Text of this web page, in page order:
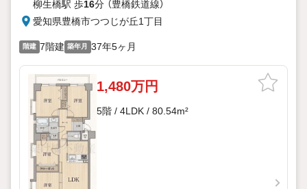
柳生橋駅 歩16分 （豊橋鉄道線）
愛知県豊橋市つつじが丘1丁目
階建 7階建 築年月 37年5ヶ月
1,480万円
5階 / 4LDK / 80.54m²